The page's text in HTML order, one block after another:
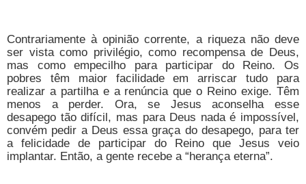
Contrariamente à opinião corrente, a riqueza não deve
ser vista como privilégio, como recompensa de Deus,
mas como empecilho para participar do Reino. Os
pobres têm maior facilidade em arriscar tudo para
realizar a partilha e a renúncia que o Reino exige. Têm
menos a perder. Ora, se Jesus aconselha esse
desapego tão difícil, mas para Deus nada é impossível,
convém pedir a Deus essa graça do desapego, para ter
a felicidade de participar do Reino que Jesus veio
implantar. Então, a gente recebe a “herança eterna”.